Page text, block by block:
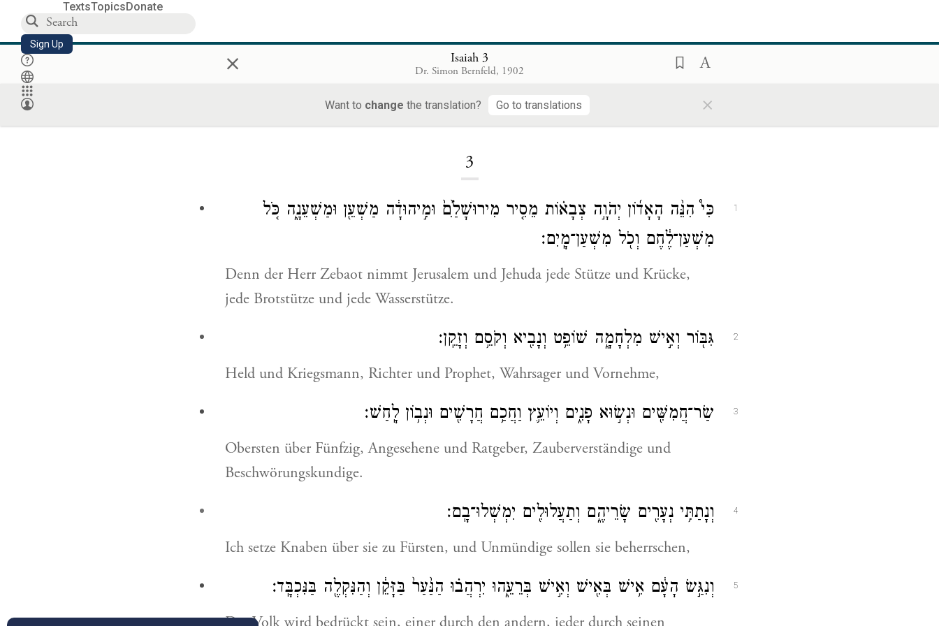
TextsTopicsDonate
Sign Up × Isaiah 3
Dr. Simon Bernfeld, 1902
Want to change the translation? Go to translations ×
3
1
כִּי֩ הִנֵּ֨ה הָאָד֜וֹן יְהֹוָ֣ה צְבָא֗וֹת מֵסִ֤יר מִירוּשָׁלַ֙͏ִם֙ וּמִ֣יהוּדָ֔ה מַשְׁעֵ֖ן וּמַשְׁעֵנָ֑ה כֹּ֚ל
מִשְׁעַן־לֶ֔חֶם וְכֹ֖ל מִשְׁעַן־מָֽיִם׃
Denn der Herr Zebaot nimmt Jerusalem und Jehuda jede Stütze und Krücke,
jede Brotstütze und jede Wasserstütze.
2 גִּבּ֖וֹר וְאִ֣ישׁ מִלְחָמָ֑ה שׁוֹפֵ֥ט וְנָבִ֖יא וְקֹסֵ֥ם וְזָקֵֽן׃
Held und Kriegsmann, Richter und Prophet, Wahrsager und Vornehme,
3 שַׂר־חֲמִשִּׁ֖ים וּנְשׂ֣וּא פָנִ֑ים וְיוֹעֵ֛ץ וַחֲכַ֥ם חֲרָשִׁ֖ים וּנְב֥וֹן לָֽחַשׁ׃
Obersten über Fünfzig, Angesehene und Ratgeber, Zauberverständige und
Beschwörungskundige.
4 וְנָתַתִּ֥י נְעָרִ֖ים שָׂרֵיהֶ֑ם וְתַעֲלוּלִ֖ים יִמְשְׁלוּ־בָֽם׃
Ich setze Knaben über sie zu Fürsten, und Unmündige sollen sie beherrschen,
5 וְנִגַּ֣שׂ הָעָ֔ם אִ֥ישׁ בְּאִ֖ישׁ וְאִ֣ישׁ בְּרֵעֵ֑הוּ יִרְהֲב֗וּ הַנַּ֙עַר֙ בַּזָּקֵ֔ן וְהַנִּקְלֶ֖ה בַּנִּכְבָּֽד׃